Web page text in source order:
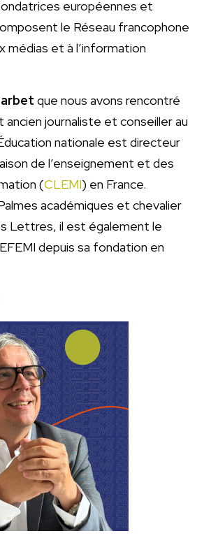
européennes et
le Réseau francophone
médias et à l’information
que nous avons rencontré
journaliste et conseiller au
nationale est directeur
de l’enseignement et des
(CLEMI) en France.
académiques et chevalier
Lettres, il est également le
depuis sa fondation en